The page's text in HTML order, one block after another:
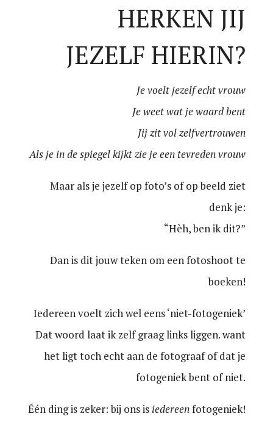
HERKEN JIJ
JEZELF HIERIN?
Je voelt jezelf echt vrouw
Je weet wat je waard bent
Jij zit vol zelfvertrouwen
Als je in de spiegel kijkt zie je een tevreden vrouw
Maar als je jezelf op foto’s of op beeld ziet
denk je:
“Hèh, ben ik dit?”
Dan is dit jouw teken om een fotoshoot te
boeken!
Iedereen voelt zich wel eens ‘niet-fotogeniek’
Dat woord laat ik zelf graag links liggen. want
het ligt toch echt aan de fotograaf of dat je
fotogeniek bent of niet.
Één ding is zeker: bij ons is iedereenfotogeniek!